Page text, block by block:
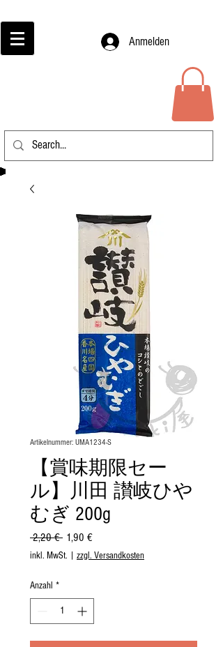
Anmelden
Artikelnummer: UMA1234-S
【賞味期限セー
ル】川田 讃岐ひや
むぎ 200g
2,20 € Standardpreis
1,90 €Sale-
Preis
inkl. MwSt. zzgl. Versandkosten
Anzahl *